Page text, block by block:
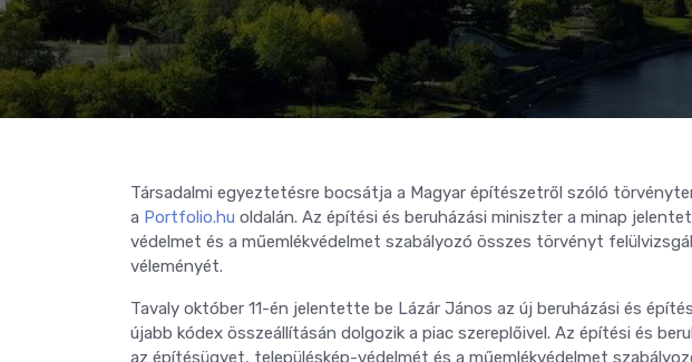
Társadalmi egyeztetésre bocsátja a Magyar építészetről szóló
a Portfolio.hu oldalán. Az építési és beruházási miniszter a minap
védelmet és a műemlék­védelmet szabályozó összes törvényt
véleményét.
Tavaly október 11-én jelentette be Lázár János az új beruházási és
újabb kódex összeállításán dolgozik a piac szereplőivel. Az építési és
az építésügyet, településkép-védelmét és a műemlékvédelmet